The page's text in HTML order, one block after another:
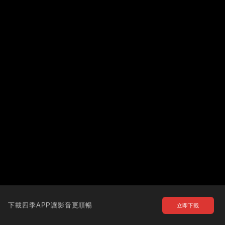
下載四季APP讓影音更順暢 立即下載